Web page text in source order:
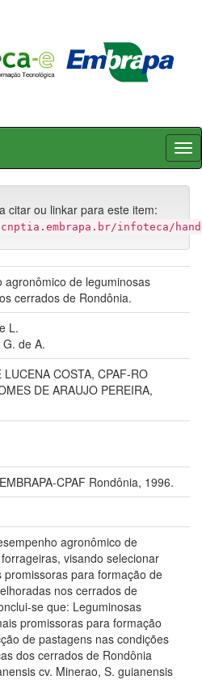
citar ou linkar para este item:
infoteca/
agronômico de leguminosas
cerrados de Rondônia.
L.
G. de A.
LUCENA COSTA, CPAF-RO
DE ARAUJO PEREIRA,
CPAF Rondônia, 1996.
agronômico de
visando selecionar
promissoras para formação de
nos cerrados de
se que: Leguminosas
promissoras para formação
de pastagens nas condições
dos cerrados de Rondônia
cv. Minerao, S. guianensis